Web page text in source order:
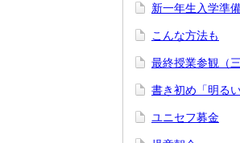
新一年生入学準
こんな方法も
最終授業参観（
書き初め「明る
ユニセフ募金